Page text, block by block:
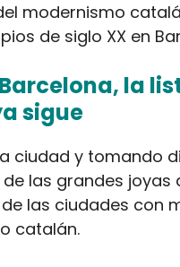
modernismo
de siglo XX en
la
sigue
ciudad y tomando
las grandes
las ciudades con
catalán.